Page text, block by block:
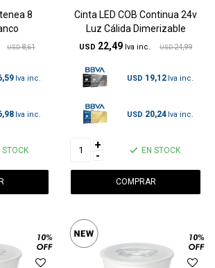
8
USD 8,61
STOCK
Cinta LED COB Continua 24v
Luz Cálida Dimerizable
USD 22,49 USD 24,99
USD 19,12
USD 20,24
+
- EN STOCK